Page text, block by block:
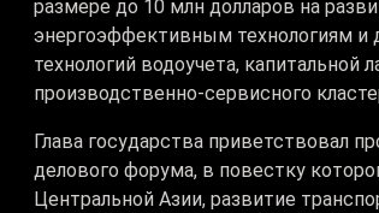
размере до 10 млн долларов на
энергоэффективным технологиям и
технологий водоучета,
производственно-сервисного
Глава государства приветствовал
делового форума, в повестку
Центральной Азии, развитие